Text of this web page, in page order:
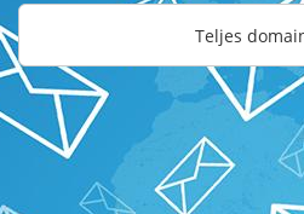
Teljes